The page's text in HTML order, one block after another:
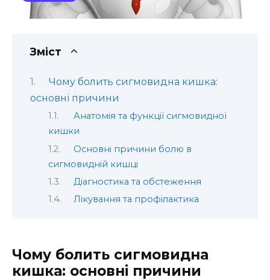
Зміст
Чому болить сигмовидна кишка:
основні причини
Анатомія та функції сигмовидної
кишки
Основні причини болю в
сигмовидній кишці
Діагностика та обстеження
Лікування та профілактика
Чому болить сигмовидна
кишка: основні причини